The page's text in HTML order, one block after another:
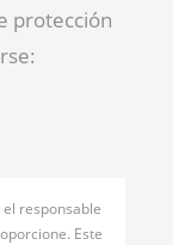
protección
el responsable
Este